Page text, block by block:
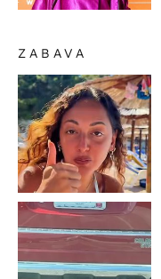
ZABAVA